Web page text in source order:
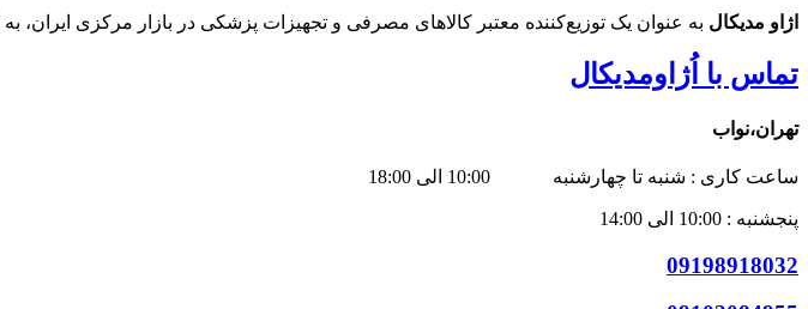
اژاو مدیکال به عنوان یک توزیع‌کننده معتبر کالاهای مصرفی و تجهیزات پزشکی در بازار مرکزی
تماس با اُژاومدیکال
تهران،نواب
ساعت کاری : شنبه تا چهارشنبه 10:00 الی 18:00
پنجشنبه : 10:00 الی 14:00
09198918032